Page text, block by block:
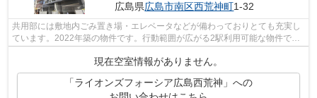
広島県広島市南区西荒神町1-32
共用部には敷地内ごみ置き場・エレベータなどが備わっておりとても充実し
ています。2022年築の物件です。行動範囲が広がる2駅利用可能な物件で
現在空室情報がありません。
「ライオンズフォーシア広島西荒神」への